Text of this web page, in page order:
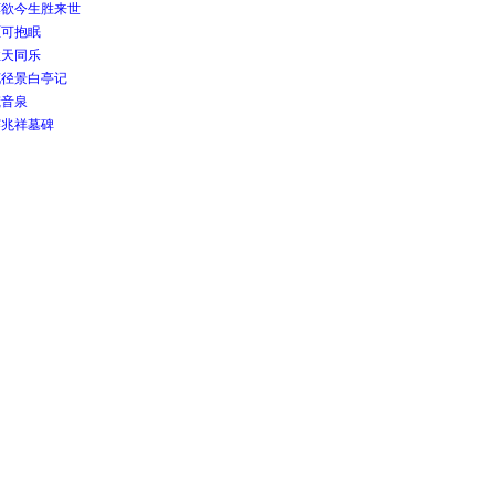
今生胜来世
抱眠
同乐
景白亭记
泉
祥墓碑